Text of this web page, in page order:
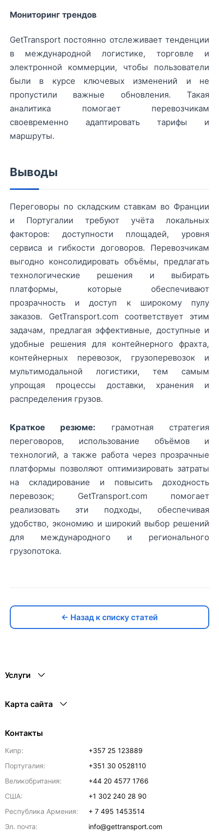
Мониторинг трендов
GetTransport постоянно отслеживает тенденции
в международной логистике, торговле и
электронной коммерции, чтобы пользователи
были в курсе ключевых изменений и не
пропустили важные обновления. Такая
аналитика помогает перевозчикам
своевременно адаптировать тарифы и
маршруты.
Выводы
Переговоры по складским ставкам во Франции
и Португалии требуют учёта локальных
факторов: доступности площадей, уровня
сервиса и гибкости договоров. Перевозчикам
выгодно консолидировать объёмы, предлагать
технологические решения и выбирать
платформы, которые обеспечивают
прозрачность и доступ к широкому пулу
заказов. GetTransport.com соответствует этим
задачам, предлагая эффективные, доступные и
удобные решения для контейнерного фрахта,
контейнерных перевозок, грузоперевозок и
мультимодальной логистики, тем самым
упрощая процессы доставки, хранения и
распределения грузов.
Краткое резюме: грамотная стратегия
переговоров, использование объёмов и
технологий, а также работа через прозрачные
платформы позволяют оптимизировать затраты
на складирование и повысить доходность
перевозок; GetTransport.com помогает
реализовать эти подходы, обеспечивая
удобство, экономию и широкий выбор решений
для международного и регионального
грузопотока.
← Назад к списку статей
Услуги
Карта сайта
Контакты
Кипр:
+357 25 123889
Португалия:
+351 30 0528110
Великобритания:
+44 20 4577 1766
США:
+1 302 240 28 90
Республика Армения:
+ 7 495 1453514
Эл. почта:
info@gettransport.com